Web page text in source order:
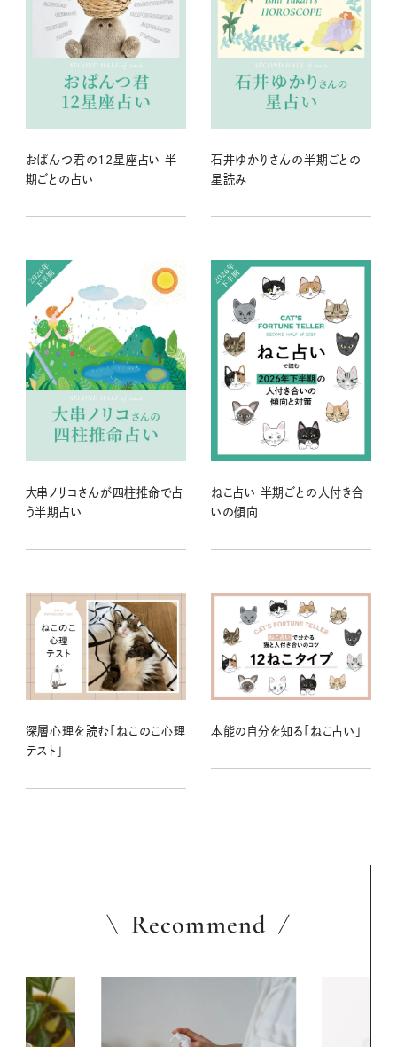
おぱんつ君の12星座占い 半
期ごとの占い
石井ゆかりさんの半期ごとの
星読み
大串ノリコさんが四柱推命で占
う半期占い
ねこ占い 半期ごとの人付き合
いの傾向
深層心理を読む「ねこのこ心理
テスト」
本能の自分を知る「ねこ占い」
Recommend